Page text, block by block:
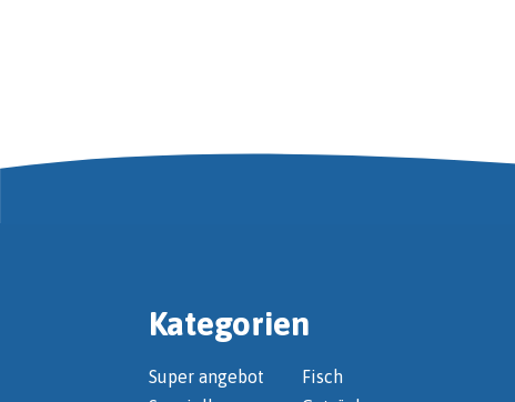
Kategorien
Super angebot
Fisch